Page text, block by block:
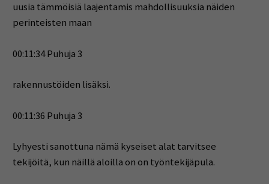
uusia tämmöisiä laajentamis mahdollisuuksia näiden
perinteisten maan
00:11:34 Puhuja 3
rakennustöiden lisäksi.
00:11:36 Puhuja 3
Lyhyesti sanottuna nämä kyseiset alat tarvitsee
tekijöitä, kun näillä aloilla on on työntekijäpula.